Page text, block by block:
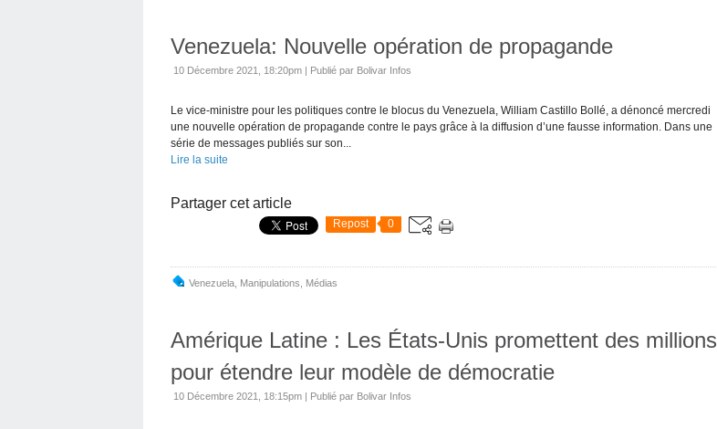
Venezuela: Nouvelle opération de propagande
10 Décembre 2021, 18:20pm | Publié par Bolivar Infos
Le vice-ministre pour les politiques contre le blocus du Venezuela, William Castillo Bollé, a dénoncé mercredi
une nouvelle opération de propagande contre le pays grâce à la diffusion d’une fausse information. Dans une
série de messages publiés sur son...
Lire la suite
Partager cet article
Repost 0
Venezuela Manipulations Médias
Amérique Latine : Les États-Unis promettent des millions
pour étendre leur modèle de démocratie
10 Décembre 2021, 18:15pm | Publié par Bolivar Infos